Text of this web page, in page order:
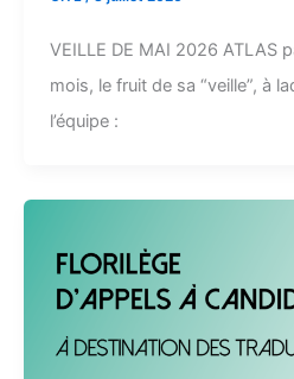
VEILLE DE MAI 2026 ATLAS
mois, le fruit de sa “veille”, à
l’équipe :